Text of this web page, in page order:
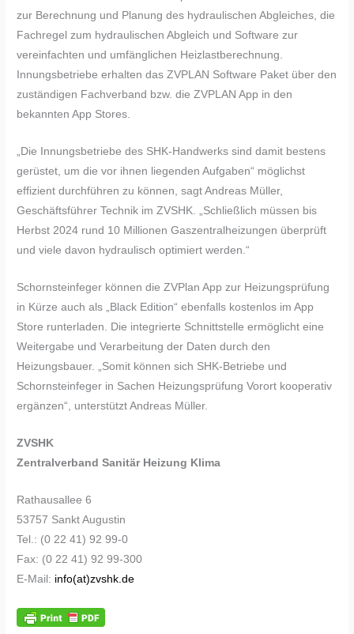
zur Berechnung und Planung des hydraulischen Abgleiches, die
Fachregel zum hydraulischen Abgleich und Software zur
vereinfachten und umfänglichen Heizlastberechnung.
Innungsbetriebe erhalten das ZVPLAN Software Paket über den
zuständigen Fachverband bzw. die ZVPLAN App in den
bekannten App Stores.
„Die Innungsbetriebe des SHK-Handwerks sind damit bestens
gerüstet, um die vor ihnen liegenden Aufgaben“ möglichst
effizient durchführen zu können, sagt Andreas Müller,
Geschäftsführer Technik im ZVSHK. „Schließlich müssen bis
Herbst 2024 rund 10 Millionen Gaszentralheizungen überprüft
und viele davon hydraulisch optimiert werden.“
Schornsteinfeger können die ZVPlan App zur Heizungsprüfung
in Kürze auch als „Black Edition“ ebenfalls kostenlos im App
Store runterladen. Die integrierte Schnittstelle ermöglicht eine
Weitergabe und Verarbeitung der Daten durch den
Heizungsbauer. „Somit können sich SHK-Betriebe und
Schornsteinfeger in Sachen Heizungsprüfung Vorort kooperativ
ergänzen“, unterstützt Andreas Müller.
ZVSHK
Zentralverband Sanitär Heizung Klima
Rathausallee 6
53757 Sankt Augustin
Tel.: (0 22 41) 92 99-0
Fax: (0 22 41) 92 99-300
E-Mail: info(at)zvshk.de